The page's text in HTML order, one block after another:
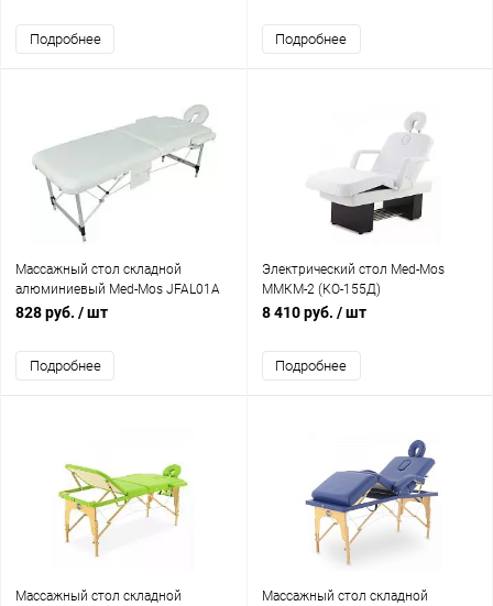
Подробнее Подробнее
Массажный стол складной
алюминиевый Med-Mos JFAL01A
2-х секционный (МСТ-002Л)
828 руб. / шт
Подробнее
Электрический стол Med-Mos
ММКМ-2 (КО-155Д)
8 410 руб. / шт
Подробнее
Массажный стол складной
Массажный стол складной